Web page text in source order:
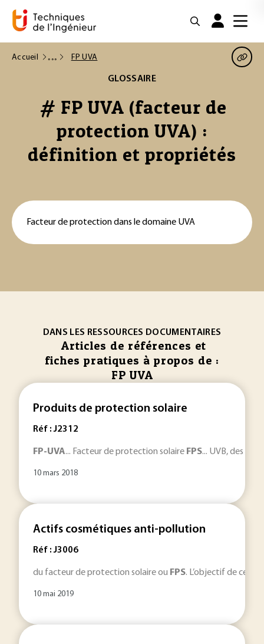
Accueil FP UVA
GLOSSAIRE
# FP UVA (facteur de
protection UVA) :
définition et propriétés
Facteur de protection dans le domaine UVA
DANS LES RESSOURCES DOCUMENTAIRES
Articles de références et
fiches pratiques à propos de :
FP UVA
Produits de protection solaire
Réf : J2312
FP-UVA... Facteur de protection solaire FPS... UVB, des
10 mars 2018
Actifs cosmétiques anti-pollution
Réf : J3006
du facteur de protection solaire ou FPS. L’objectif de cet
10 mai 2019